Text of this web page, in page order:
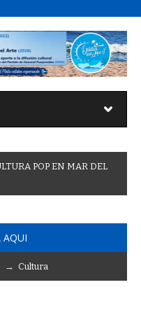
LTURA POP EN MAR DEL
AQUI
→ Cultura